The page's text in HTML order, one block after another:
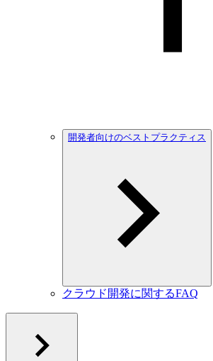
開発者向けのベストプラクティス
クラウド開発に関するFAQ